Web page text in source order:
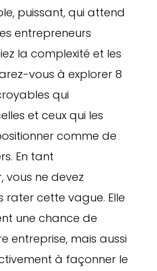
puissant, qui attend
entrepreneurs
la complexité et les
vous à explorer 8
qui
et ceux qui les
comme de
En tant
vous ne devez
cette vague. Elle
une chance de
entreprise, mais aussi
à façonner le